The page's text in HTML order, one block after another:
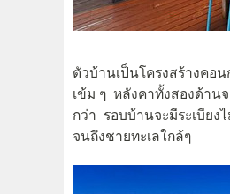
ตัวบ้านเป็นโครงสร้างคอ
เข้ม ๆ หลังคาทั้งสองด้าน
กว่า รอบบ้านจะมีระเบียง
จนถึงชายทะเลใกล้ๆ